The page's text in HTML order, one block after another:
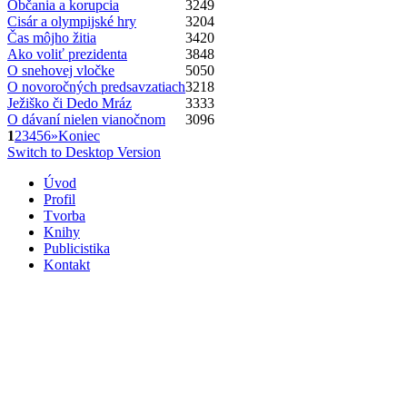
Občania a korupcia
3249
Cisár a olympijské hry
3204
Čas môjho žitia
3420
Ako voliť prezidenta
3848
O snehovej vločke
5050
O novoročných predsavzatiach3218
Ježiško či Dedo Mráz
3333
O dávaní nielen vianočnom
3096
123456»Koniec
Switch to Desktop Version
Úvod
Profil
Tvorba
Knihy
Publicistika
Kontakt